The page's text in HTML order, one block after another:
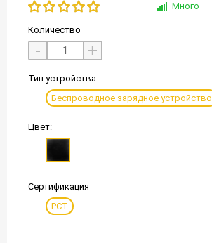
Много
Количество
- +
Тип устройства
Беспроводное зарядное устройство
Цвет:
Сертификация
РСТ